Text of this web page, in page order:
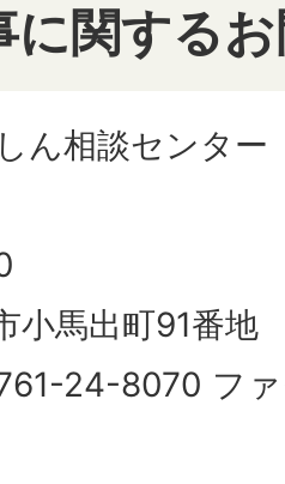
に関する
ん相談センター
小馬出町91番地
24-8070 フ